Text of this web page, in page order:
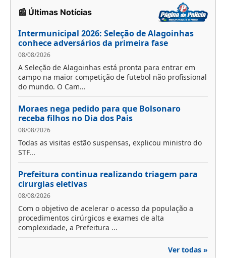
📰 Últimas Notícias
Intermunicipal 2026: Seleção de Alagoinhas
conhece adversários da primeira fase
08/08/2026
A Seleção de Alagoinhas está pronta para entrar em
campo na maior competição de futebol não profissional
do mundo. O Cam...
Moraes nega pedido para que Bolsonaro
receba filhos no Dia dos Pais
08/08/2026
Todas as visitas estão suspensas, explicou ministro do
STF...
Prefeitura continua realizando triagem para
cirurgias eletivas
08/08/2026
Com o objetivo de acelerar o acesso da população a
procedimentos cirúrgicos e exames de alta
complexidade, a Prefeitura ...
Ver todas »